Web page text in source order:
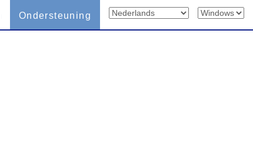
Ondersteuning